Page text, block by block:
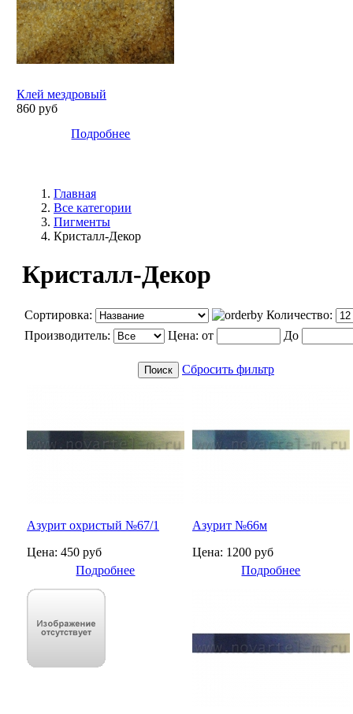
Клей мездровый
860 руб
Подробнее
Главная
Все категории
Пигменты
Кристалл-Декор
Кристалл-Декор
Сортировка:
Количество:
Производитель:
Цена: от До
Сбросить фильтр
Азурит охристый №67/1
Цена: 450 руб
Подробнее
Азурит №66м
Цена: 1200 руб
Подробнее